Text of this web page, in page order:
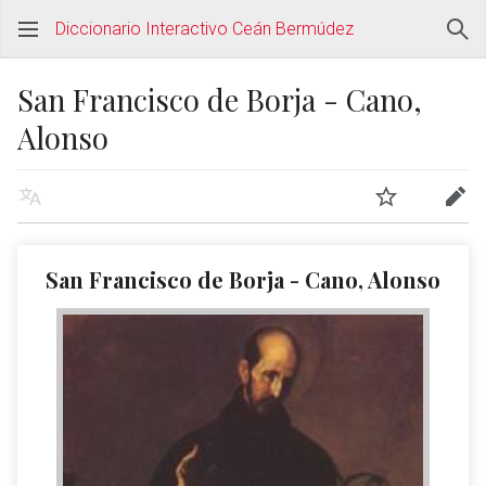
Diccionario Interactivo Ceán Bermúdez
San Francisco de Borja - Cano,
Alonso
San Francisco de Borja - Cano, Alonso